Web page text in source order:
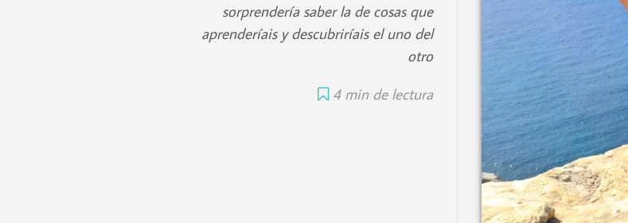
sorprendería saber la de cosas que
aprenderíais y descubriríais el uno del
otro
4 min de lectura